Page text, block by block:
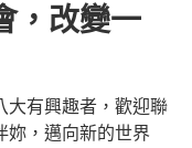
，改變一
大有興趣者，歡迎聯
妳，邁向新的世界